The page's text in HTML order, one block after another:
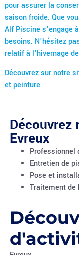
pour assurer la
saison froide. Que
Alf Piscine s’engage
besoins. N’hésitez
relatif à l’hivernage
Découvrez sur notre
et peinture
Découvrez
Evreux
Professionnel
Entretien de
Pose et
Traitement de